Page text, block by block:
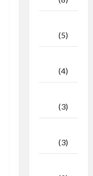
(5)
(4)
(3)
(3)